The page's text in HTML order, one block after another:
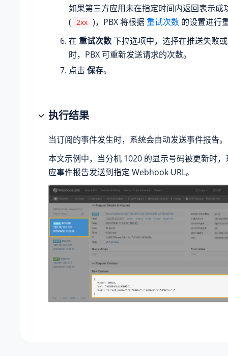
如果第三方应用未在指定时间内返回表示成
(
2xx )，PBX 将根据 重试次数 的设置进行
在 重试次数下拉选项中，选择在推送失败
时，PBX 可重新发送请求的次数。
点击 保存。
执行结果
当订阅的事件发生时，系统会自动发送事件报告。
本文示例中，当分机 1020 的显示号码被更新时
应事件报告发送到指定 Webhook URL。